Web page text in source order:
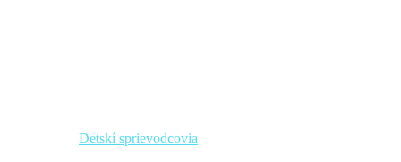
Detskí sprievodcovia